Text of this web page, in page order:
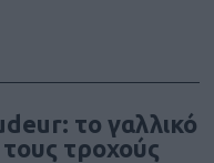
το γαλλικό
τροχούς